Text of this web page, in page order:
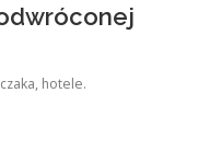
hotele.